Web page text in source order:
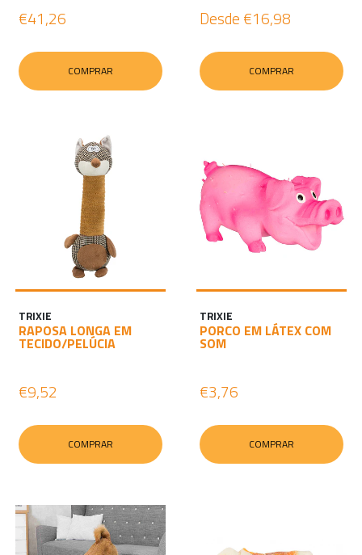
€41,26
COMPRAR
Desde €16,98
COMPRAR
TRIXIE
RAPOSA LONGA EM
TECIDO/PELÚCIA
€9,52
COMPRAR
TRIXIE
PORCO EM LÁTEX COM
SOM
€3,76
COMPRAR